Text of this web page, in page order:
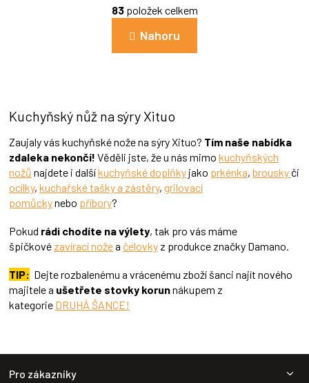
v
á
d
r
k
y
v
ý
p
u
á
n
k
o
v
83položek celkem
Nahoru
Kuchyňský nůž na sýry Xituo
Zaujaly vás kuchyňské nože na sýry Xituo? Tím naše nabídka
zdaleka nekončí! Věděli jste, že u nás mimo kuchyňských
nožů najdete i dalšíkuchyňské doplňky jako prkénka, brousky či
ocílky, kuchařské tašky a zástěry, grilovací
pomůckynebo příbory?
Pokud rádi chodíte na výlety, tak pro vás máme
špičkové zavírací nožea čelovky z produkce značky Damano.
TIP: Dejte rozbalenému a vrácenému zboží šanci najít nového
majitele a ušetřete stovky korunnákupem z
kategorie DRUHÁ ŠANCE!
Pro zákazníky